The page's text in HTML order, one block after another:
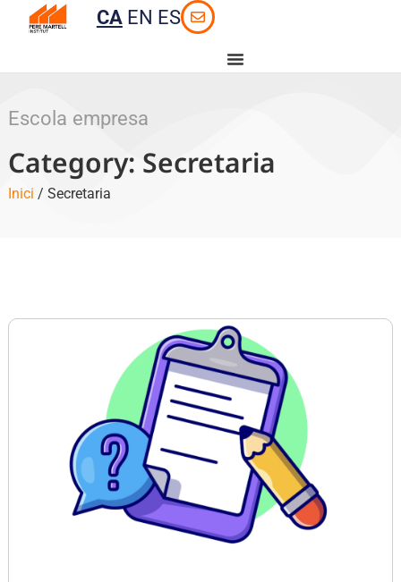
CA EN ES
Escola empresa
Category: Secretaria
Inici / Secretaria